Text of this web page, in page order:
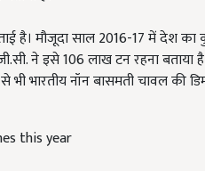
है। मौजूदा साल 2016-17 में देश
ने इसे 106 लाख टन रहना बताया
भारतीय नॉन बासमती चावल की
this year